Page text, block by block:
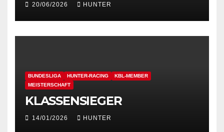
20/06/2026 HUNTER
BUNDESLIGA HUNTER-RACING
KBL-MEMBER
MEISTERSCHAFT
KLASSENSIEGER
14/01/2026 HUNTER